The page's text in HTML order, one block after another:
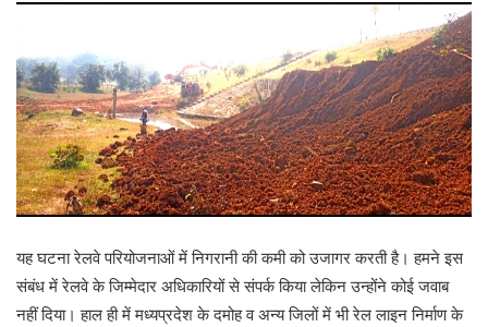
यह घटना रेलवे परियोजनाओं में निगरानी की कमी को उजागर करती है। हमने इस
संबंध में रेलवे के जिम्मेदार अधिकारियों से संपर्क किया लेकिन उन्होंने कोई जवाब
नहीं दिया। हाल ही में मध्यप्रदेश के दमोह व अन्य जिलों में भी रेल लाइन निर्माण के